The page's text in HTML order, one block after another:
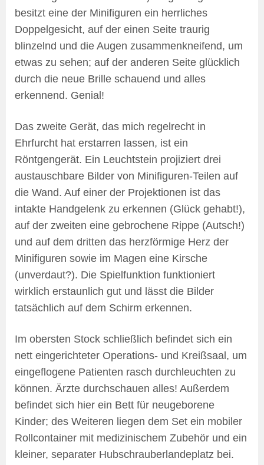
besitzt eine der Minifiguren ein herrliches
Doppelgesicht, auf der einen Seite traurig
blinzelnd und die Augen zusammenkneifend, um
etwas zu sehen; auf der anderen Seite glücklich
durch die neue Brille schauend und alles
erkennend. Genial!
Das zweite Gerät, das mich regelrecht in
Ehrfurcht hat erstarren lassen, ist ein
Röntgengerät. Ein Leuchtstein projiziert drei
austauschbare Bilder von Minifiguren-Teilen auf
die Wand. Auf einer der Projektionen ist das
intakte Handgelenk zu erkennen (Glück gehabt!),
auf der zweiten eine gebrochene Rippe (Autsch!)
und auf dem dritten das herzförmige Herz der
Minifiguren sowie im Magen eine Kirsche
(unverdaut?). Die Spielfunktion funktioniert
wirklich erstaunlich gut und lässt die Bilder
tatsächlich auf dem Schirm erkennen.
Im obersten Stock schließlich befindet sich ein
nett eingerichteter Operations- und Kreißsaal, um
eingeflogene Patienten rasch durchleuchten zu
können. Ärzte durchschauen alles! Außerdem
befindet sich hier ein Bett für neugeborene
Kinder; des Weiteren liegen dem Set ein mobiler
Rollcontainer mit medizinischem Zubehör und ein
kleiner, separater Hubschrauberlandeplatz bei.